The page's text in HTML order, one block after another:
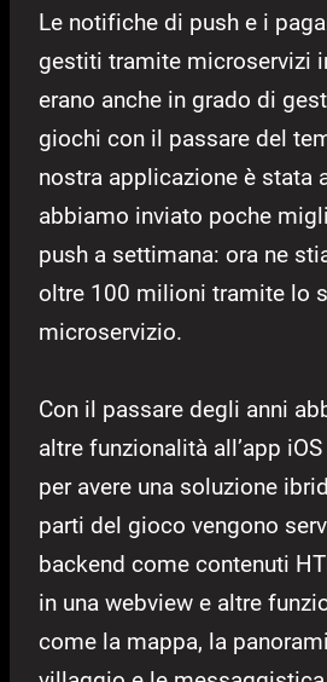
Le notifiche di push e i
gestiti tramite microservizi
erano anche in grado di
giochi con il passare del
nostra applicazione è stata
abbiamo inviato poche
push a settimana: ora ne
oltre 100 milioni tramite lo
microservizio.
Con il passare degli anni
altre funzionalità all’app
per avere una soluzione
parti del gioco vengono
backend come contenuti
in una webview e altre
come la mappa, la